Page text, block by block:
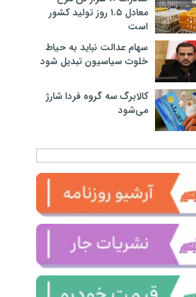
معادل ۱.۵ روز تولید کشور
است
سهام عدالت نباید به حیاط
خلوت سیاسیون تبدیل شود
کالابرگ سه گروه فردا شارژ
می‌شود